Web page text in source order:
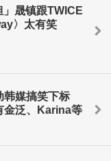
」晟镇跟TWICE
〉太有笑
韩媒搞笑下标
金泛、Karina等